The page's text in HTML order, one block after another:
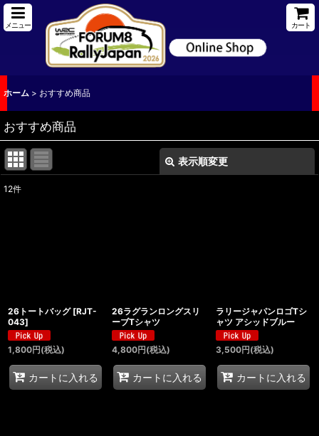
メニュー カート
ホーム > おすすめ商品
おすすめ商品
表示順変更
12件
26トートバッグ [RJT-
043]
1,800円(税込)
カートに入れる
26ラグランロングスリ
ーブTシャツ
4,800円(税込)
カートに入れる
ラリージャパンロゴTシ
ャツ アシッドブルー
3,500円(税込)
カートに入れる